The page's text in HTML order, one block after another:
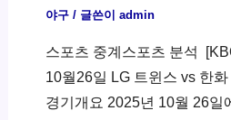
야구/ 글쓴이 admin
스포츠 중계스포츠 분석
10월26일 LG 트윈스 vs 한
경기개요 2025년 10월 26